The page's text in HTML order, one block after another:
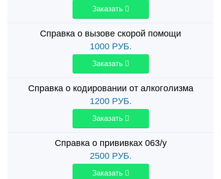
Заказать
Справка о вызове скорой помощи
1000РУБ.
Заказать
Справка о кодировании от алкоголизма
1200РУБ.
Заказать
Справка о прививках 063/у
2500РУБ.
Заказать